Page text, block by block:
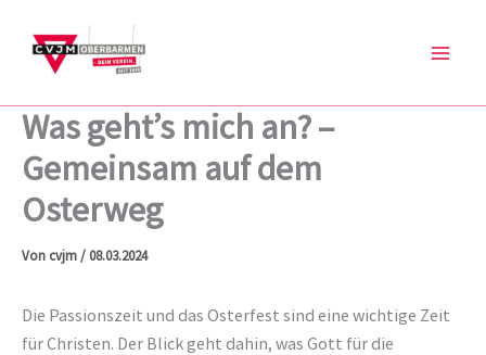
Inhalt
springen
Was geht’s mich an? –
Gemeinsam auf dem
Osterweg
Von cvjm/ 08.03.2024
Die Passionszeit und das Osterfest sind eine wichtige Zeit
für Christen. Der Blick geht dahin, was Gott für die